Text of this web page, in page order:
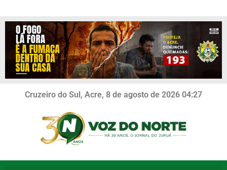
Cruzeiro do Sul, Acre, 8 de agosto de 2026 04:27